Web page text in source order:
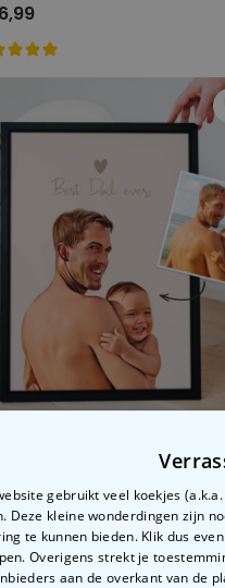
gebruikt veel koekjes
Deze kleine wonderdingen zijn
te kunnen bieden. Klik dus
Overigens strekt je
aan de overkant van de